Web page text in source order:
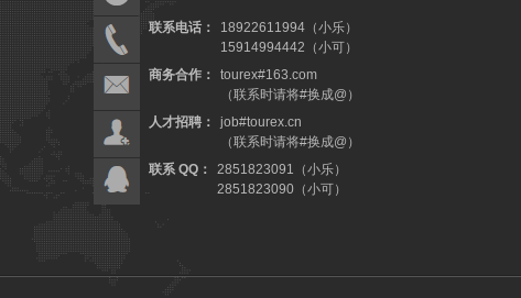
联系电话：
18922611994（小乐）
15914994442（小可）
商务合作：
tourex#163.com
（联系时请将#换成@）
人才招聘：
job#tourex.cn
（联系时请将#换成@）
联系 QQ：
2851823091（小乐）
2851823090（小可）